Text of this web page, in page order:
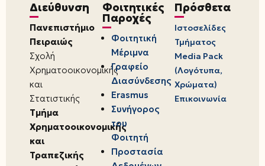
Διεύθυνση
Πανεπιστήμιο
Πειραιώς
Σχολή
Χρηματοοικονομικής
και
Στατιστικής
Τμήμα
Χρηματοοικονομικής
και
Τραπεζικής
Φοιτητικές
Παροχές
Φοιτητική
Μέριμνα
Γραφείο
Διασύνδεσης
Erasmus
Συνήγορος
του
Φοιτητή
Προστασία
Πρόσθετα
Ιστοσελίδες
Τμήματος
Media Pack
(Λογότυπα,
Χρώματα)
Επικοινωνία